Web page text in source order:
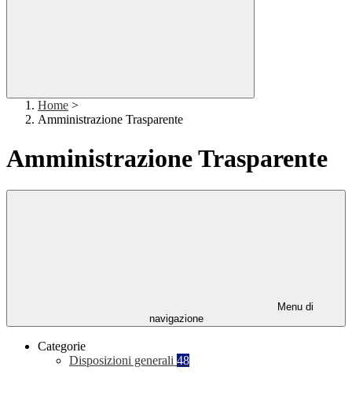
Home >
Amministrazione Trasparente
Amministrazione Trasparente
Menu di
navigazione
Categorie
Disposizioni generali 48